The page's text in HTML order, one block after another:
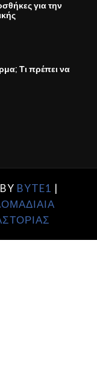
για την
Τι πρέπει να
BYTE1 |